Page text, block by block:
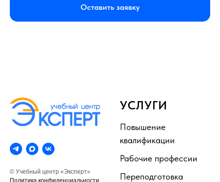
Оставить заявку
© Учебный центр «Эксперт»
Политика конфиденциальности
УСЛУГИ
Повышение
квалификации
Рабочие профессии
Переподготовка